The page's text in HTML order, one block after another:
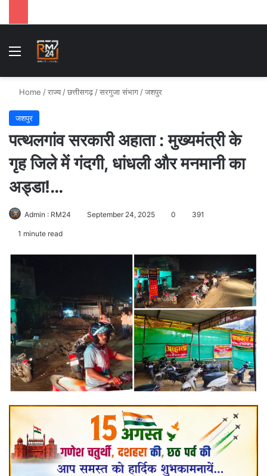
Menu
Home /राज्य /छत्तीसगढ़ /सरगुजा संभाग /जशपुर
जशपुर
पत्थलगांव सरकारी अहाता : मुख्यमंत्री के
गृह जिले में गंदगी, धांधली और मनमानी का
अड्डा!…
Admin : RM24 September 24, 2025 0 391
1 minute read